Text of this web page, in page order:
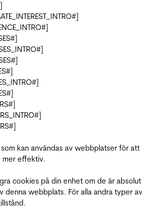
kan användas av webbplatser för att
mer effektiv.
cookies på din enhet om de är absolut
denna webbplats. För alla andra typer av